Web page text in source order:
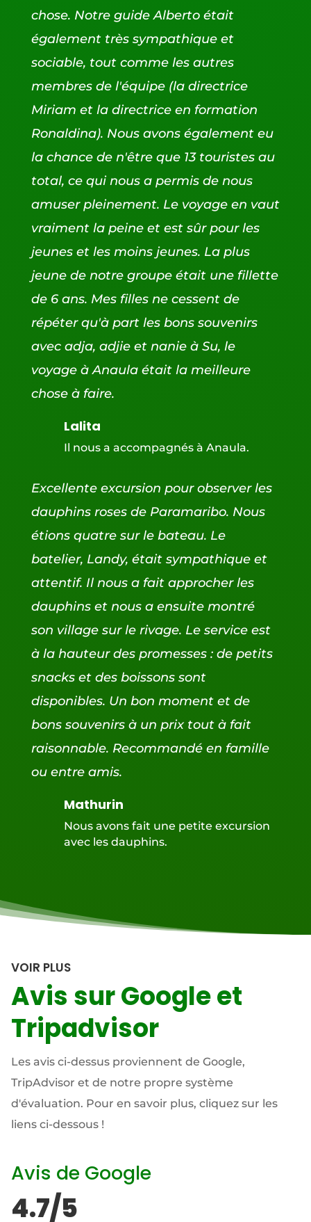
chose. Notre guide Alberto était
également très sympathique et
sociable, tout comme les autres
membres de l'équipe (la directrice
Miriam et la directrice en formation
Ronaldina). Nous avons également eu
la chance de n'être que 13 touristes au
total, ce qui nous a permis de nous
amuser pleinement. Le voyage en vaut
vraiment la peine et est sûr pour les
jeunes et les moins jeunes. La plus
jeune de notre groupe était une fillette
de 6 ans. Mes filles ne cessent de
répéter qu'à part les bons souvenirs
avec adja, adjie et nanie à Su, le
voyage à Anaula était la meilleure
chose à faire.
Lalita
Il nous a accompagnés à Anaula.
Excellente excursion pour observer les
dauphins roses de Paramaribo. Nous
étions quatre sur le bateau. Le
batelier, Landy, était sympathique et
attentif. Il nous a fait approcher les
dauphins et nous a ensuite montré
son village sur le rivage. Le service est
à la hauteur des promesses : de petits
snacks et des boissons sont
disponibles. Un bon moment et de
bons souvenirs à un prix tout à fait
raisonnable. Recommandé en famille
ou entre amis.
Mathurin
Nous avons fait une petite excursion
avec les dauphins.
VOIR PLUS
Avis sur Google et
Tripadvisor
Les avis ci-dessus proviennent de Google,
TripAdvisor et de notre propre système
d'évaluation. Pour en savoir plus, cliquez sur les
liens ci-dessous !
Avis de Google
4.7/5